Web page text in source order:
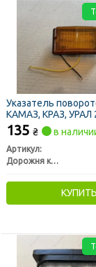
Указатель
КАМАЗ, КРАЗ, УРАЛ
крыло боковой
дополнительный
135 ₴ в
Артикул:
Дорожня карта
КУПИТЬ